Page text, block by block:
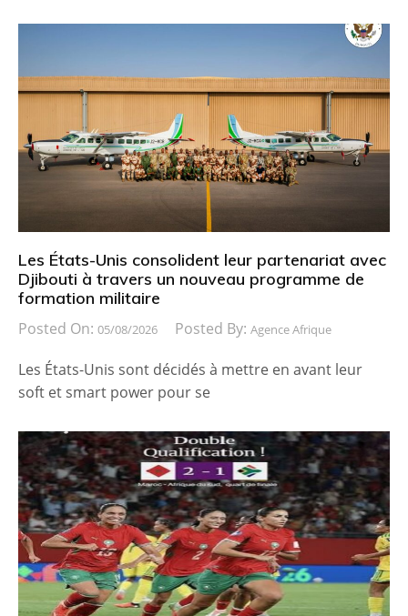
Les États-Unis consolident leur partenariat avec
Djibouti à travers un nouveau programme de
formation militaire
Posted On: 05/08/2026 Posted By: Agence Afrique
Les États-Unis sont décidés à mettre en avant leur
soft et smart power pour se